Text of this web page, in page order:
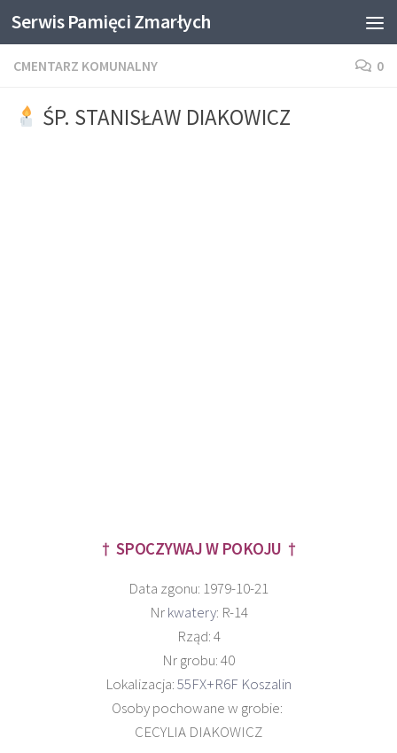
Skip to content
Serwis Pamięci Zmarłych
CMENTARZ KOMUNALNY 0
ŚP. STANISŁAW DIAKOWICZ
† SPOCZYWAJ W POKOJU †
Data zgonu: 1979-10-21
Nrkwatery: R-14
Rząd: 4
Nr grobu: 40
Lokalizacja:55FX+R6F Koszalin
Osoby pochowane w grobie:
CECYLIA DIAKOWICZ